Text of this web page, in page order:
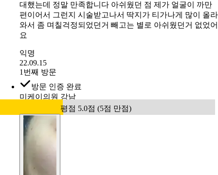
대했는데 정말 만족합니다 아쉬웠던 점 제가 얼굴이 까만
편이어서 그런지 시술받고나서 딱지가 티가나게 많이 올라
와서 좀 며칠걱정되었던거 빼고는 별로 아쉬웠던거 없었어
요
익명
22.09.15
1번째 방문
방문 인증 완료
미케이의원 강남
평점 5.0점 (5점 만점)